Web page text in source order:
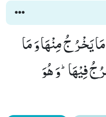
یَخْرُ جُ مِنْهَا وَ مَا
فِیْهَاؕ-وَ هُوَ